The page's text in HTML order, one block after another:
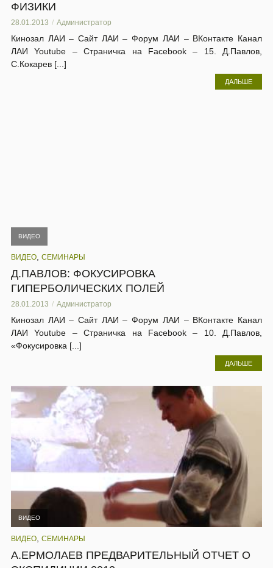
ФИЗИКИ
28.01.2013 Администратор
Кинозал ЛАИ – Сайт ЛАИ – Форум ЛАИ – ВКонтакте Канал
ЛАИ Youtube – Страничка на Facebook – 15. Д.Павлов,
С.Кокарев [...]
ДАЛЬШЕ
ВИДЕО
ВИДЕО СЕМИНАРЫ
Д.ПАВЛОВ: ФОКУСИРОВКА
ГИПЕРБОЛИЧЕСКИХ ПОЛЕЙ
28.01.2013 Администратор
Кинозал ЛАИ – Сайт ЛАИ – Форум ЛАИ – ВКонтакте Канал
ЛАИ Youtube – Страничка на Facebook – 10. Д.Павлов,
«Фокусировка [...]
ДАЛЬШЕ
ВИДЕО
ВИДЕО СЕМИНАРЫ
А.ЕРМОЛАЕВ ПРЕДВАРИТЕЛЬНЫЙ ОТЧЕТ О